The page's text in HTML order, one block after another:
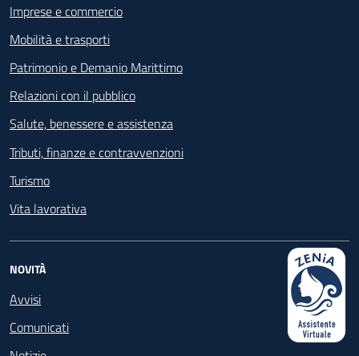
Imprese e commercio
Mobilità e trasporti
Patrimonio e Demanio Marittimo
Relazioni con il pubblico
Salute, benessere e assistenza
Tributi, finanze e contravvenzioni
Turismo
Vita lavorativa
NOVITÀ
Avvisi
Comunicati